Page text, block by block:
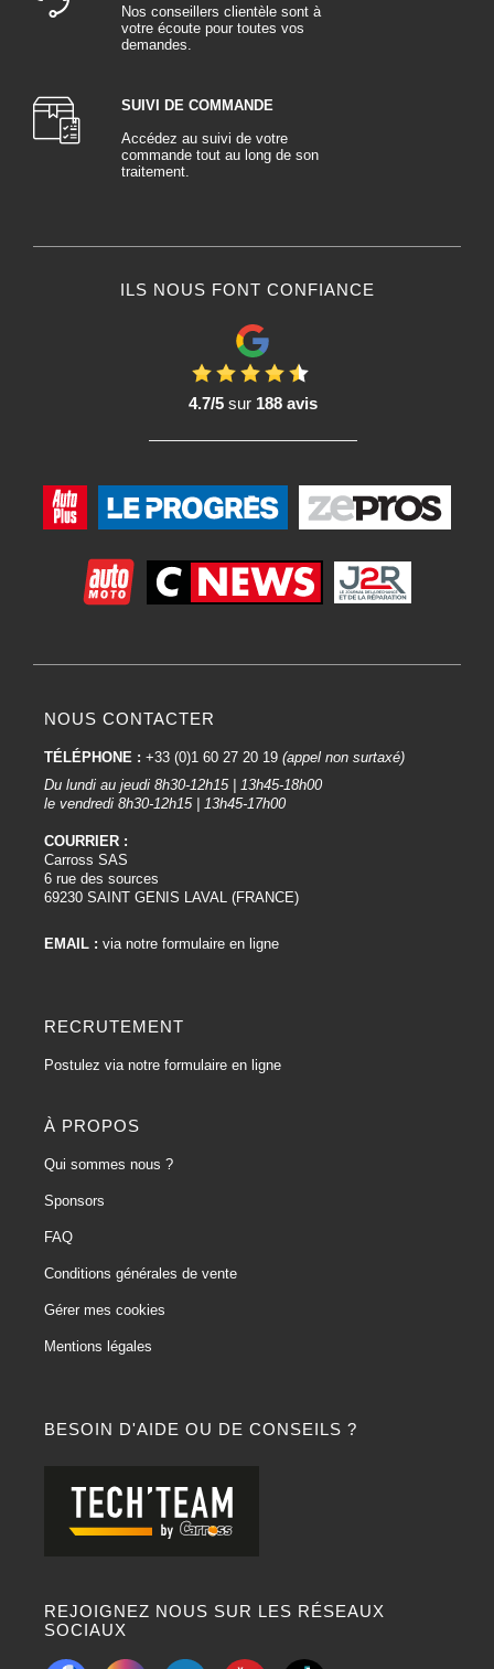
Nos conseillers clientèle sont à
votre écoute pour toutes vos
demandes.
SUIVI DE COMMANDE
Accédez au suivi de votre
commande tout au long de son
traitement.
ILS NOUS FONT CONFIANCE
4.7/5sur 188 avis
BESOIN D'AIDE OU DE CONSEILS ?
REJOIGNEZ NOUS SUR LES RÉSEAUX
SOCIAUX
NOUS CONTACTER
TÉLÉPHONE : +33 (0)1 60 27 20 19 (appel non surtaxé)
Du lundi au jeudi 8h30-12h15 | 13h45-18h00
le vendredi 8h30-12h15 | 13h45-17h00
COURRIER :
Carross SAS
6 rue des sources
69230 SAINT GENIS LAVAL (FRANCE)
EMAIL : via notre formulaire en ligne
RECRUTEMENT
Postulez via notre formulaire en ligne
À PROPOS
Qui sommes nous ?
Sponsors
FAQ
Conditions générales de vente
Gérer mes cookies
Mentions légales